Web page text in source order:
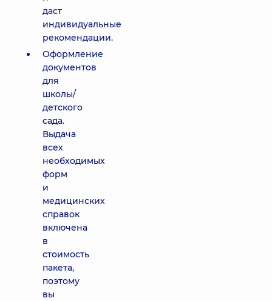
даст
индивидуальные
рекомендации.
Оформление
документов
для
школы/
детского
сада.
Выдача
всех
необходимых
форм
и
медицинских
справок
включена
в
стоимость
пакета,
поэтому
вы